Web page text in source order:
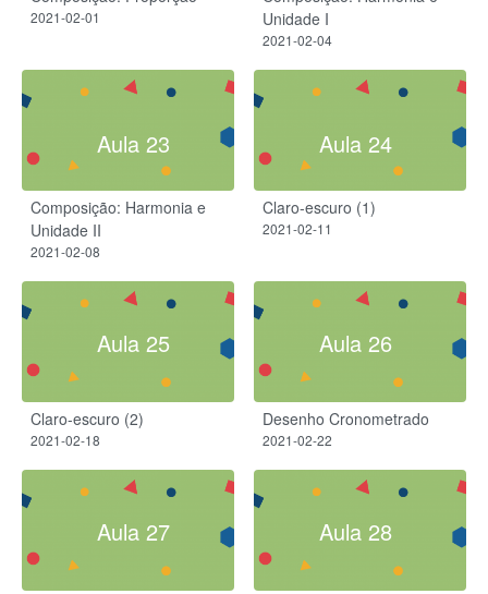
2021-02-01
Unidade I
2021-02-04
Aula 23
Composição: Harmonia e
Unidade II
2021-02-08
Aula 24
Claro-escuro (1)
2021-02-11
Aula 25
Claro-escuro (2)
2021-02-18
Aula 26
Desenho Cronometrado
2021-02-22
Aula 27 Aula 28